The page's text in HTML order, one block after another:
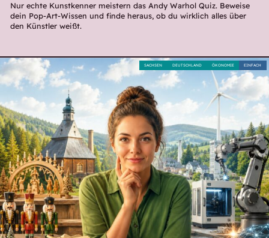
Nur echte Kunstkenner meistern das Andy Warhol Quiz. Beweise
dein Pop-Art-Wissen und finde heraus, ob du wirklich alles über
den Künstler weißt.
EINFACH
ÖKONOMIE
DEUTSCHLAND
SACHSEN